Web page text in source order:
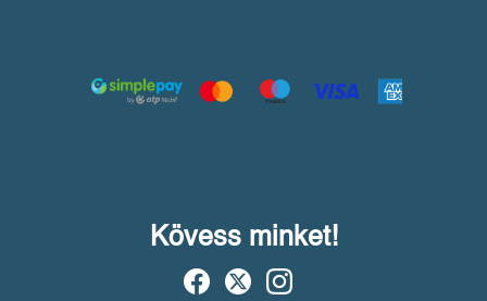
Kövess minket!